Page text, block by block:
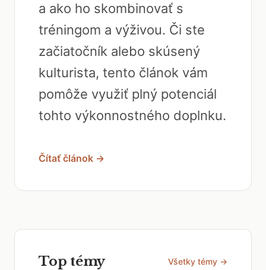
a ako ho skombinovať s
tréningom a výživou. Či ste
začiatočník alebo skúsený
kulturista, tento článok vám
pomôže využiť plný potenciál
tohto výkonnostného doplnku.
Čítať článok →
Top témy Všetky témy →